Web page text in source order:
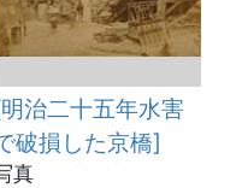
治二十五年水害
破損した京橋]
真